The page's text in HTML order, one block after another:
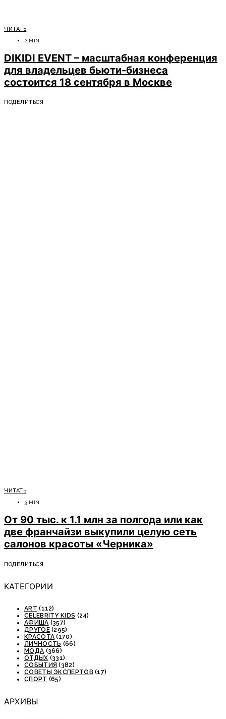
ЧИТАТЬ
2 MIN
DIKIDI EVENT – масштабная конференция
для владельцев бьюти-бизнеса
состоится 18 сентября в Москве
ПОДЕЛИТЬСЯ
ЧИТАТЬ
3 MIN
От 90 тыс. к 1.1 млн за полгода или как
две франчайзи выкупили целую сеть
салонов красоты «Черника»
ПОДЕЛИТЬСЯ
КАТЕГОРИИ
ART (112)
CELEBRITY KIDS (24)
АФИША (357)
ДРУГОЕ(295)
КРАСОТА (170)
ЛИЧНОСТЬ (66)
МОДА (366)
ОТДЫХ (331)
СОБЫТИЯ (382)
СОВЕТЫ ЭКСПЕРТОВ (17)
СПОРТ (65)
АРХИВЫ